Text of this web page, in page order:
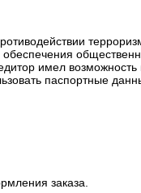
имел возможность
паспортные
заказа.